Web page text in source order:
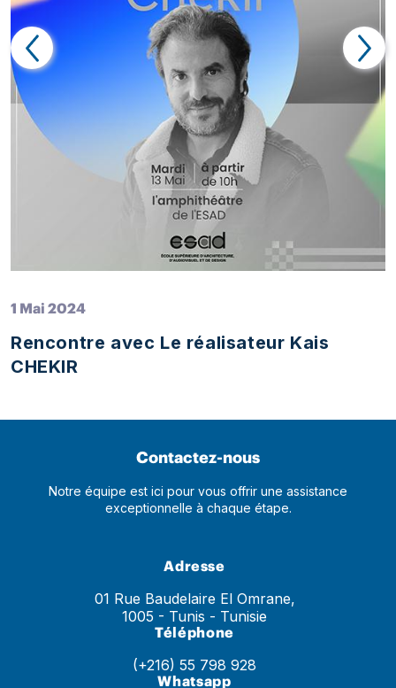
1 Mai 2024
Rencontre avec Le réalisateur Kais
CHEKIR
Contactez-nous
Notre équipe est ici pour vous offrir une assistance
exceptionnelle à chaque étape.
Adresse
01 Rue Baudelaire El Omrane,
1005 - Tunis - Tunisie
Téléphone
(+216) 55 798 928
Whatsapp